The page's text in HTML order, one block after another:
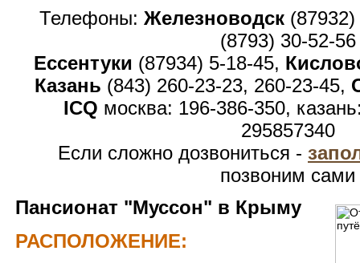
Телефоны: Железноводск
(8793) 30-52-56
Ессентуки (87934) 5-18-45,
Казань (843) 260-23-23, 260-23-45,
ICQ москва: 196-386-350,
295857340
Если сложно дозвониться -
позвоним сами
Пансионат "Муссон" в Крыму
РАСПОЛОЖЕНИЕ: